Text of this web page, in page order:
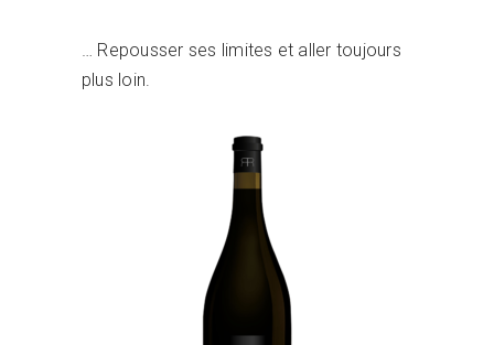
… Repousser ses limites et aller toujours
plus loin.
Lire la suite